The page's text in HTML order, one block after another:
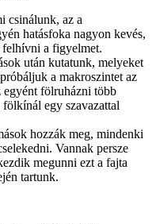
csinálunk, az a
hatásfoka nagyon kevés,
felhívni a figyelmet.
után kutatunk, melyeket
a makroszintet az
egyént fölruházni több
egy szavazattal
hozzák meg, mindenki
Vannak persze
megunni ezt a fajta
tartunk.